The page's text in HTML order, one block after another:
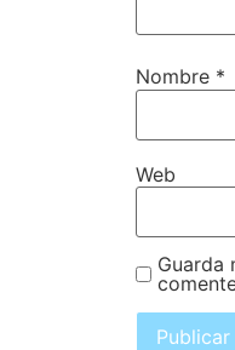
Nombre *
Web
Guarda